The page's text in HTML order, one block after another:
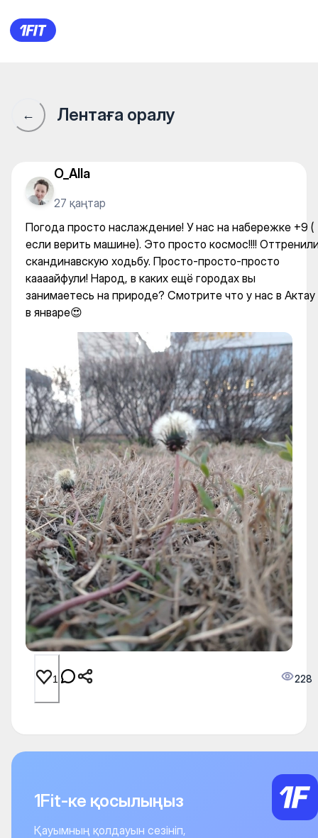
Погода просто
← Лентаға оралу
O_Alla
27 қаңтар
Погода просто наслаждение! У нас на набережке +9 (
если верить машине). Это просто космос!!!!
скандинавскую ходьбу. Просто-просто-просто
каааайфули! Народ, в каких ещё городах вы
занимаетесь на природе? Смотрите что у нас в Актау
в январе😍
1 228
1Fit-ке қосылыңыз
Қауымның қолдауын сезініп,